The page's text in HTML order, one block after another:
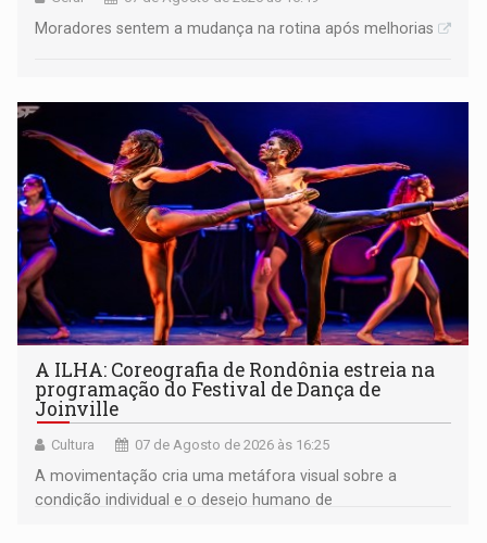
Moradores sentem a mudança na rotina após melhorias
A ILHA: Coreografia de Rondônia estreia na
programação do Festival de Dança de
Joinville
Cultura 07 de Agosto de 2026 às 16:25
A movimentação cria uma metáfora visual sobre a
condição individual e o desejo humano de